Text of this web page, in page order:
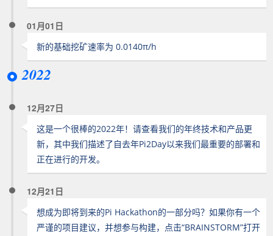
01月01日
新的基础挖矿速率为 0.0140π/h
2022
12月27日
这是一个很棒的2022年！请查看我们的年终技术和产品更
新，其中我们描述了自去年Pi2Day以来我们最重要的部署和
正在进行的开发。
12月21日
想成为即将到来的Pi Hackathon的一部分吗？如果你有一个
严谨的项目建议，并想参与构建，点击“BRAINSTORM”打开